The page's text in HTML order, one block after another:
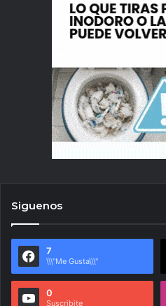
Siguenos
7
\\\"Me Gusta\\\"
0
Suscribite